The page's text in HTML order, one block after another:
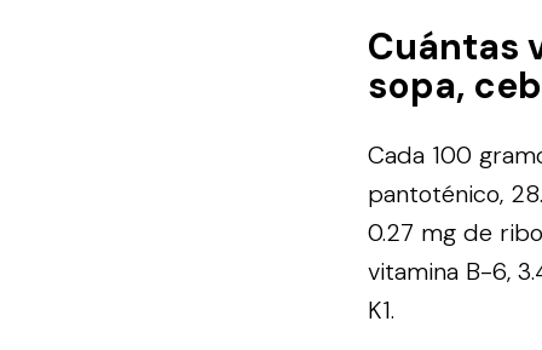
Cuántas
sopa,
Cada 100
pantoténico,
0.27 mg de
vitamina B-6,
K1.